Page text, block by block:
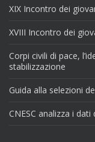
XIX Incontro dei
XVIII Incontro dei
Corpi civili di pace,
stabilizzazione
Guida alla selezioni
CNESC analizza i